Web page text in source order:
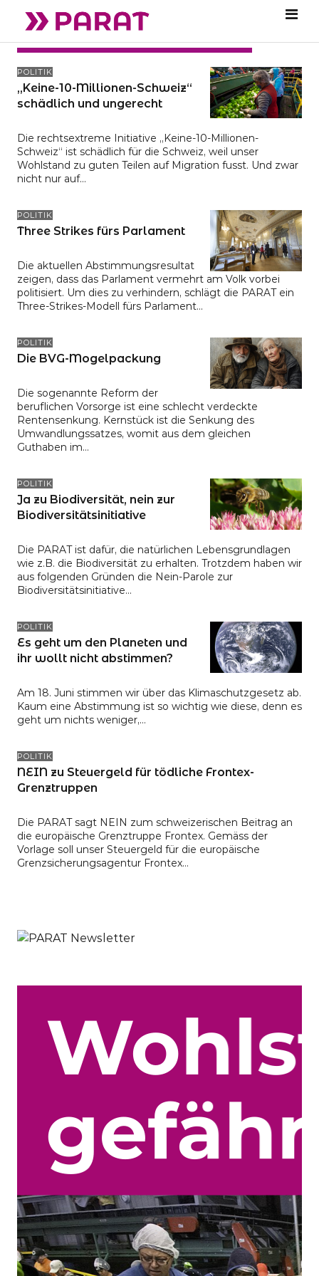
POLITIK
„Keine-10-Millionen-Schweiz“
schädlich und ungerecht
Die rechtsextreme Initiative „Keine-10-Millionen-
Schweiz“ ist schädlich für die Schweiz, weil unser
Wohlstand zu guten Teilen auf Migration fusst. Und zwar
nicht nur auf…
POLITIK
Three Strikes fürs Parlament
Die aktuellen Abstimmungsresultat
zeigen, dass das Parlament vermehrt am Volk vorbei
politisiert. Um dies zu verhindern, schlägt die PARAT ein
Three-Strikes-Modell fürs Parlament…
POLITIK
Die BVG-Mogelpackung
Die sogenannte Reform der
beruflichen Vorsorge ist eine schlecht verdeckte
Rentensenkung. Kernstück ist die Senkung des
Umwandlungssatzes, womit aus dem gleichen
Guthaben im…
POLITIK
Ja zu Biodiversität, nein zur
Biodiversitätsinitiative
Die PARAT ist dafür, die natürlichen Lebensgrundlagen
wie z.B. die Biodiversität zu erhalten. Trotzdem haben wir
aus folgenden Gründen die Nein-Parole zur
Biodiversitätsinitiative…
POLITIK
Es geht um den Planeten und
ihr wollt nicht abstimmen?
Am 18. Juni stimmen wir über das Klimaschutzgesetz ab.
Kaum eine Abstimmung ist so wichtig wie diese, denn es
geht um nichts weniger,…
POLITIK
NEIN zu Steuergeld für tödliche Frontex-
Grenztruppen
Die PARAT sagt NEIN zum schweizerischen Beitrag an
die europäische Grenztruppe Frontex. Gemäss der
Vorlage soll unser Steuergeld für die europäische
Grenzsicherungsagentur Frontex…